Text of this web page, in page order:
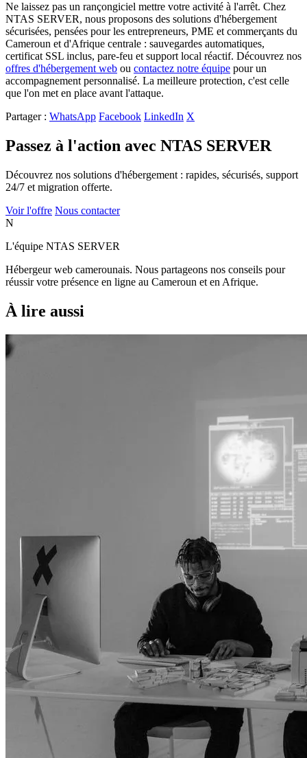
Ne laissez pas un rançongiciel mettre votre activité à l'arrêt. Chez
NTAS SERVER, nous proposons des solutions d'hébergement
sécurisées, pensées pour les entrepreneurs, PME et commerçants du
Cameroun et d'Afrique centrale : sauvegardes automatiques,
certificat SSL inclus, pare-feu et support local réactif. Découvrez nos
offres d'hébergement web ou contactez notre équipe pour un
accompagnement personnalisé. La meilleure protection, c'est celle
que l'on met en place avant l'attaque.
Partager : WhatsApp Facebook LinkedIn X
Passez à l'action avec NTAS SERVER
Découvrez nos solutions d'hébergement : rapides, sécurisés, support
24/7 et migration offerte.
Voir l'offre Nous contacter
N
L'équipe NTAS SERVER
Hébergeur web camerounais. Nous partageons nos conseils pour
réussir votre présence en ligne au Cameroun et en Afrique.
À lire aussi